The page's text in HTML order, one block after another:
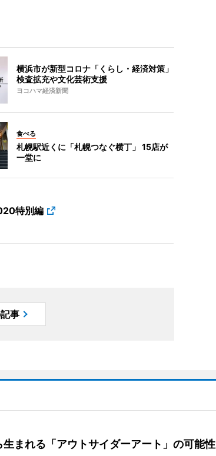
横浜市が新型コロナ「くらし・経済対策」
検査拡充や文化芸術支援
ヨコハマ経済新聞
食べる
札幌駅近くに「札幌つなぐ横丁」 15店が
一堂に
特別編
事
生まれる「アウトサイダーアート」の可能性